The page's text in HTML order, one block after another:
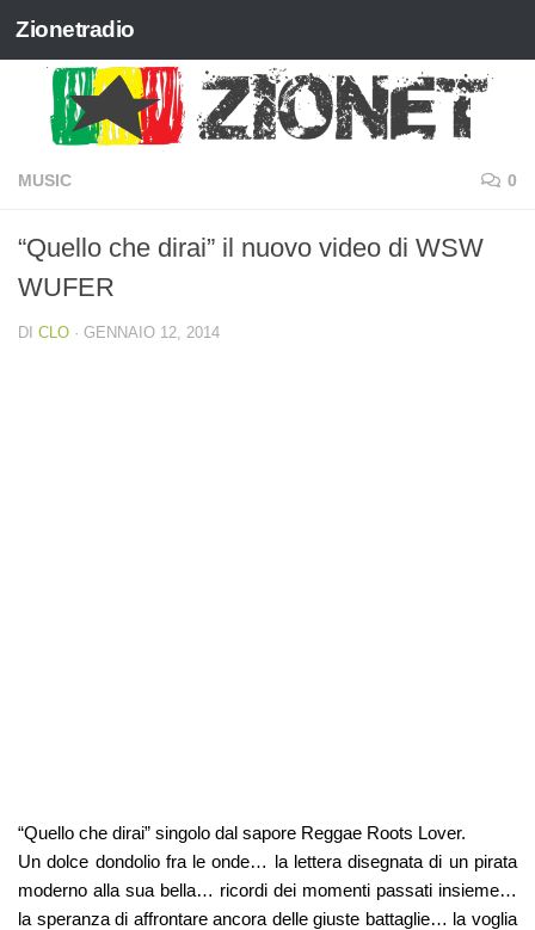
Salta al contenuto
Zionetradio
MUSIC 0
“Quello che dirai” il nuovo video di WSW
WUFER
DI CLO · GENNAIO 12, 2014
“Quello che dirai” singolo dal sapore Reggae Roots Lover.
Un dolce dondolio fra le onde… la lettera disegnata di un pirata
moderno alla sua bella… ricordi dei momenti passati insieme…
la speranza di affrontare ancora delle giuste battaglie… la voglia